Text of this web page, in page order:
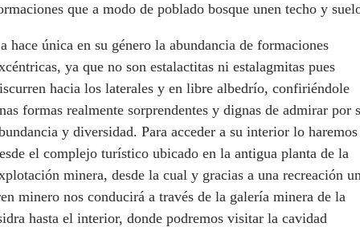
que a modo de poblado bosque unen techo y
hace única en su género la abundancia de formaciones
ya que no son estalactitas ni estalagmitas pues
hacia los laterales y en libre albedrío, confiriéndole
formas realmente sorprendentes y dignas de admirar por
y diversidad. Para acceder a su interior lo haremos
el complejo turístico ubicado en la antigua planta de la
minera, desde la cual y gracias a una recreación
minero nos conducirá a través de la galería minera de la
hasta el interior, donde podremos visitar la cavidad